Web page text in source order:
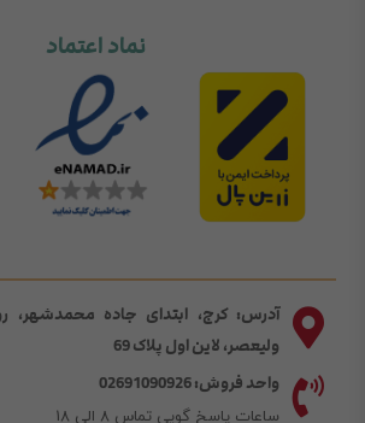
نماد اعتماد
آدرس: کرج، ابتدای جاده محمدشهر،
ولیعصر، لاین اول پلاک 69
واحد فروش: 02691090926
ساعات پاسخ گویی تماس 8 الی 18